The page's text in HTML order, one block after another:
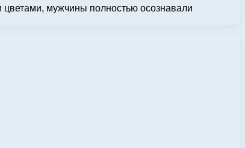
мужчины полностью осознавали